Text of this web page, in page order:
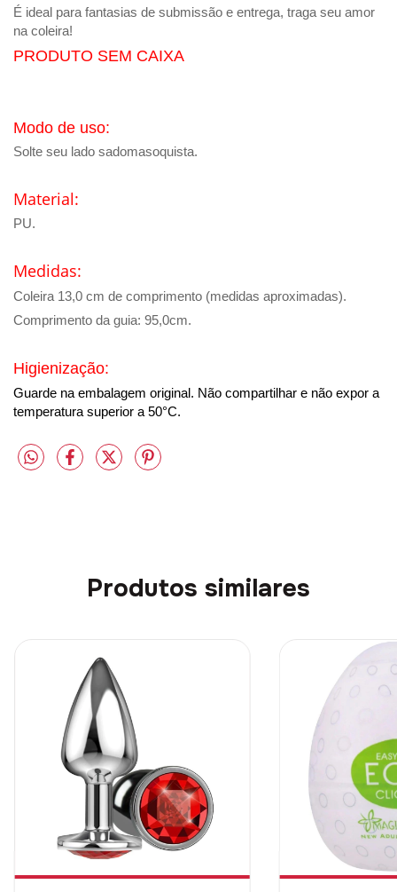
É ideal para fantasias de submissão e entrega, traga seu amor
na coleira!
PRODUTO SEM CAIXA
Modo de uso:
Solte seu lado sadomasoquista.
Material:
PU.
Medidas:
Coleira 13,0 cm de comprimento (medidas aproximadas).
Comprimento da guia: 95,0cm.
Higienização:
Guarde na embalagem original. Não compartilhar e não expor a
temperatura superior a 50°C.
Produtos similares